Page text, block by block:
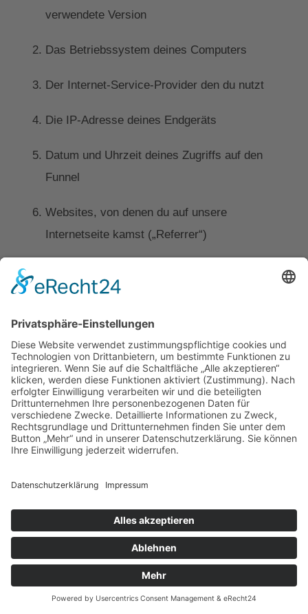
verwendete Version
Das Betriebssystem deines Computers
Der Internet-Service-Provider den du nutzt
Die IP-Adresse deines Endgeräts
Datum und Uhrzeit deines Zugriffs auf den
Funnel
Websites, von denen du auf unsere
Internetseite kamst („Referrer“)
II. Rechtsgrundlage für die Datenverarbeitung
sog. Logfiles (Protokolldateien). Dies erfolgt zur
Sicherstellung
der Gewährleistung eines reibungslosen
Verbindungsaufbaus der Website,
der Gewährleistung einer komfortablen Nutzung
stabilität sowie
zu weiteren administrativen Zwecken.
Die vorübergehende Speicherung der IP-Adresse